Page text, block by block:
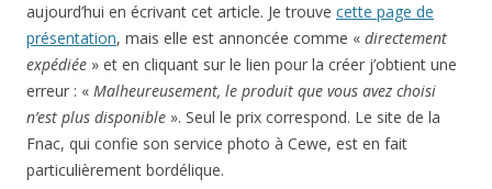
aujourd’hui en écrivant cet article. Je trouve cette page de
présentation, mais elle est annoncée comme « directement
expédiée » et en cliquant sur le lien pour la créer j’obtient une
erreur : « Malheureusement, le produit que vous avez choisi
n’est plus disponible ». Seul le prix correspond. Le site de la
Fnac, qui confie son service photo à Cewe, est en fait
particulièrement bordélique.